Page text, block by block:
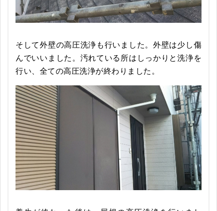
そして外壁の高圧洗浄も行いました。外壁は少し傷
んでいいました。汚れている所はしっかりと洗浄を
行い、全ての高圧洗浄が終わりました。